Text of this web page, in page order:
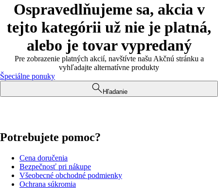
Ospravedlňujeme sa, akcia v
tejto kategórii už nie je platná,
alebo je tovar vypredaný
Pre zobrazenie platných akcií, navštívte našu Akčnú stránku a
vyhľadajte alternatívne produkty
Špeciálne ponuky
Hľadanie
Potrebujete pomoc?
Cena doručenia
Bezpečnosť pri nákupe
Všeobecné obchodné podmienky
Ochrana súkromia